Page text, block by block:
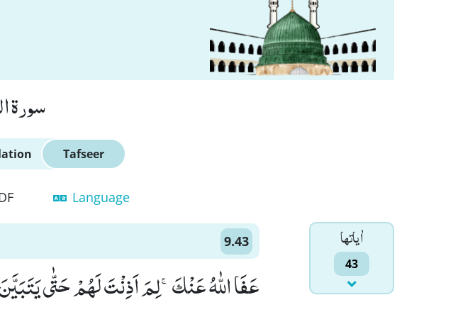
سورة
Tafseer
Language
اٰياتها
43
9.43
عَفَا اللّٰهُ عَنْكَۚ-لِمَ اَذِنْتَ لَهُمْ حَتّٰى